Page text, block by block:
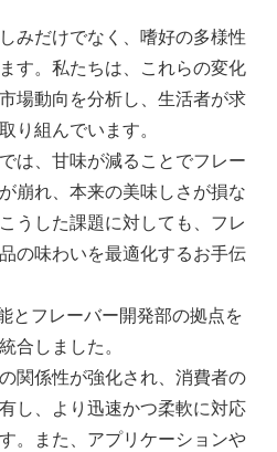
みだけでなく、嗜好の多様性
す。私たちは、これらの変化
場動向を分析し、生活者が求
り組んでいます。
は、甘味が減ることでフレー
崩れ、本来の美味しさが損な
うした課題に対しても、フレ
の味わいを最適化するお手伝
とフレーバー開発部の拠点を
合しました。
関係性が強化され、消費者の
し、より迅速かつ柔軟に対応
。また、アプリケーションや